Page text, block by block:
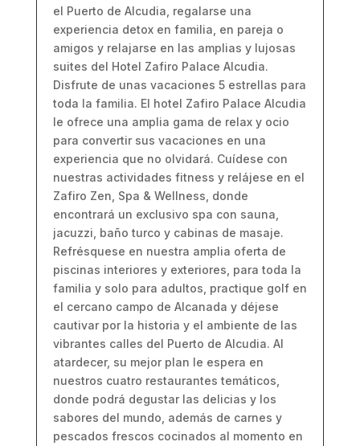
el Puerto de Alcudia, regalarse una
experiencia detox en familia, en pareja o
amigos y relajarse en las amplias y lujosas
suites del Hotel Zafiro Palace Alcudia.
Disfrute de unas vacaciones 5 estrellas para
toda la familia. El hotel Zafiro Palace Alcudia
le ofrece una amplia gama de relax y ocio
para convertir sus vacaciones en una
experiencia que no olvidará. Cuídese con
nuestras actividades fitness y relájese en el
Zafiro Zen, Spa & Wellness, donde
encontrará un exclusivo spa con sauna,
jacuzzi, baño turco y cabinas de masaje.
Refrésquese en nuestra amplia oferta de
piscinas interiores y exteriores, para toda la
familia y solo para adultos, practique golf en
el cercano campo de Alcanada y déjese
cautivar por la historia y el ambiente de las
vibrantes calles del Puerto de Alcudia. Al
atardecer, su mejor plan le espera en
nuestros cuatro restaurantes temáticos,
donde podrá degustar las delicias y los
sabores del mundo, además de carnes y
pescados frescos cocinados al momento en